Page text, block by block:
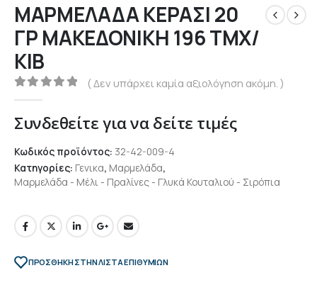
ΜΑΡΜΕΛΑΔΑ ΚΕΡΑΣΙ 20
ΓΡ ΜΑΚΕΔΟΝΙΚΗ 196 ΤΜΧ/
ΚΙΒ
0out of 5
( Δεν υπάρχει καμία αξιολόγηση ακόμη. )
Συνδεθείτε για να δείτε τιμές
Κωδικός προϊόντος: 32-42-009-4
Κατηγορίες: Γενικα, Μαρμελάδα,
Μαρμελάδα - Μέλι - Πραλίνες - Γλυκά Κουταλιού - Σιρόπια
ΠΡΌΣΘΉΚΗ ΣΤΗΝ ΛΊΣΤΑ ΕΠΙΘΥΜΙΏΝ